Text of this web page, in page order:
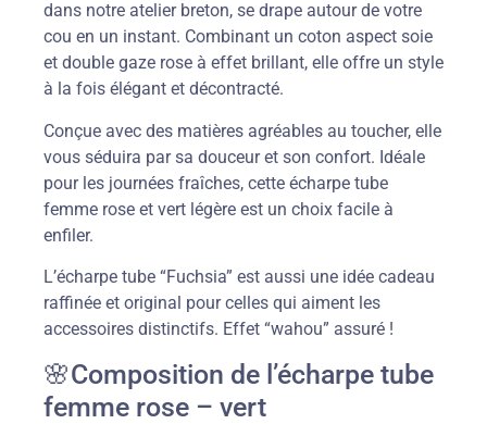
dans notre atelier breton, se drape autour de votre
cou en un instant. Combinant un coton aspect soie
et double gaze rose à effet brillant, elle offre un style
à la fois élégant et décontracté.
Conçue avec des matières agréables au toucher, elle
vous séduira par sa douceur et son confort. Idéale
pour les journées fraîches, cette écharpe tube
femme rose et vert légère est un choix facile à
enfiler.
L’écharpe tube “Fuchsia” est aussi une idée cadeau
raffinée et original pour celles qui aiment les
accessoires distinctifs. Effet “wahou” assuré !
🌸Composition de l’écharpe tube
femme rose – vert